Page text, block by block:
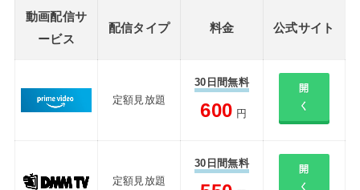
動画配信サ
ービス
配信タイプ 料金 公式サイト
定額見放題
30日間無料
600 円
開
く
定額見放題
30日間無料
開
く